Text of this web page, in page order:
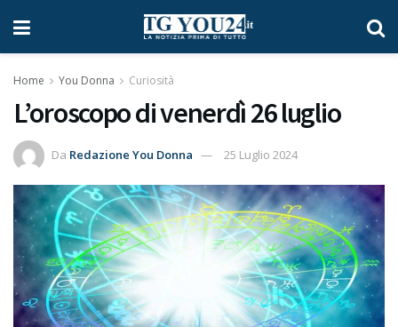
Home You Donna Curiosità
L’oroscopo di venerdì 26 luglio
Da Redazione You Donna 25 Luglio 2024